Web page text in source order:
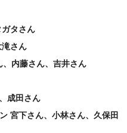
タさん
さん
内藤さん、吉井さん
成田さん
宮下さん、小林さん、久保田